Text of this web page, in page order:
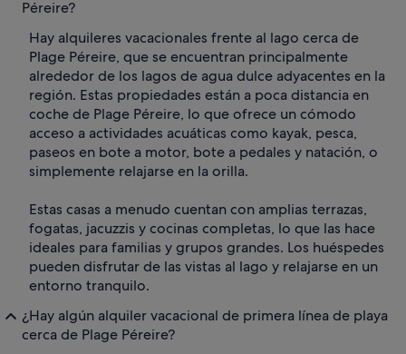
Péreire?
Hay alquileres vacacionales frente al lago cerca de
Plage Péreire, que se encuentran principalmente
alrededor de los lagos de agua dulce adyacentes en la
región. Estas propiedades están a poca distancia en
coche de Plage Péreire, lo que ofrece un cómodo
acceso a actividades acuáticas como kayak, pesca,
paseos en bote a motor, bote a pedales y natación, o
simplemente relajarse en la orilla.
Estas casas a menudo cuentan con amplias terrazas,
fogatas, jacuzzis y cocinas completas, lo que las hace
ideales para familias y grupos grandes. Los huéspedes
pueden disfrutar de las vistas al lago y relajarse en un
entorno tranquilo.
¿Hay algún alquiler vacacional de primera línea de playa
cerca de Plage Péreire?